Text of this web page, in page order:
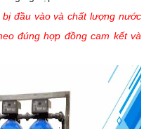
đầu vào và chất lượng nước
đúng hợp đồng cam kết và